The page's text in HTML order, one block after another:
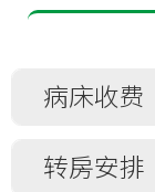
病床收费
目
转房安排